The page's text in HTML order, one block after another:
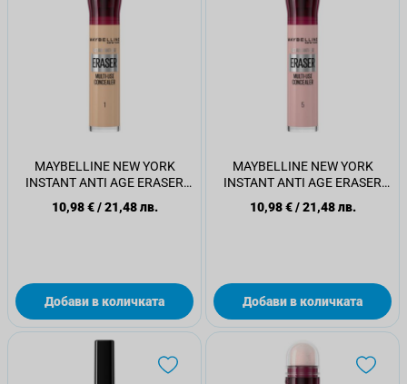
MAYBELLINE NEW YORK
INSTANT ANTI AGE ERASER
Коректор за очи 1 Light, 1 бр.
10,98 €/21,48 лв.
Добави в количката
MAYBELLINE NEW YORK
INSTANT ANTI AGE ERASER
Коректор за очи 5 Brightener,
1 бр.
10,98 €/21,48 лв.
Добави в количката